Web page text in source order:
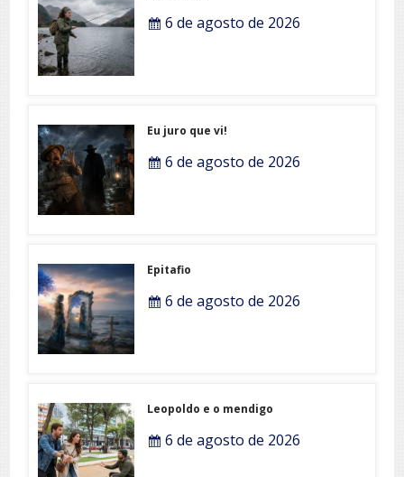
6 de agosto de 2026
Eu juro que vi!
6 de agosto de 2026
Epitafio
6 de agosto de 2026
Leopoldo e o mendigo
6 de agosto de 2026